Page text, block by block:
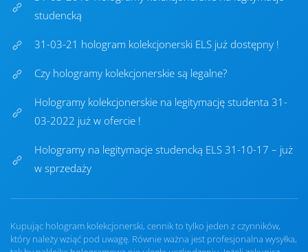
studencką
31-03-21 hologram kolekcjonerski ELS już dostępny !
Czy hologramy kolekcjonerskie są legalne?
Hologramy kolekcjonerskie na legitymację studenta 31-
03-2022 już w ofercie !
Hologramy na legitymacje studencką ELS 31-10-17 – już
w sprzedaży
Kupując hologram kolekcjonerski, cennik to tylko jeden z czynników,
który należy wziąć pod uwagę. Równie ważna jest profesjonalna wysyłka,